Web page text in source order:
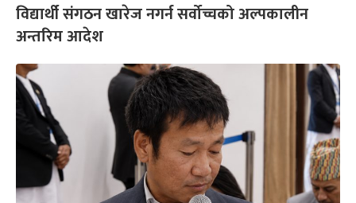
विद्यार्थी संगठन खारेज नगर्न सर्वोच्चको अल्पकालीन
अन्तरिम आदेश